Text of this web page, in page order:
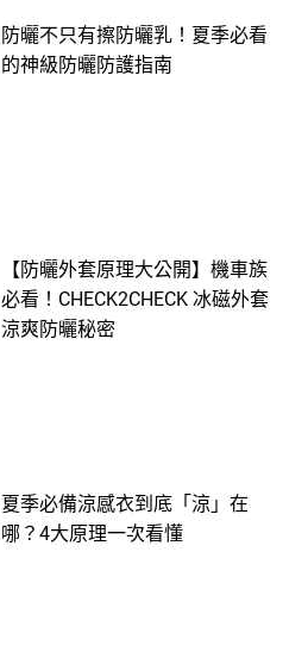
防曬不只有擦防曬乳！夏季必看
的神級防曬防護指南
【防曬外套原理大公開】機車族
必看！CHECK2CHECK 冰磁外套
涼爽防曬秘密
夏季必備涼感衣到底「涼」在
哪？4大原理一次看懂